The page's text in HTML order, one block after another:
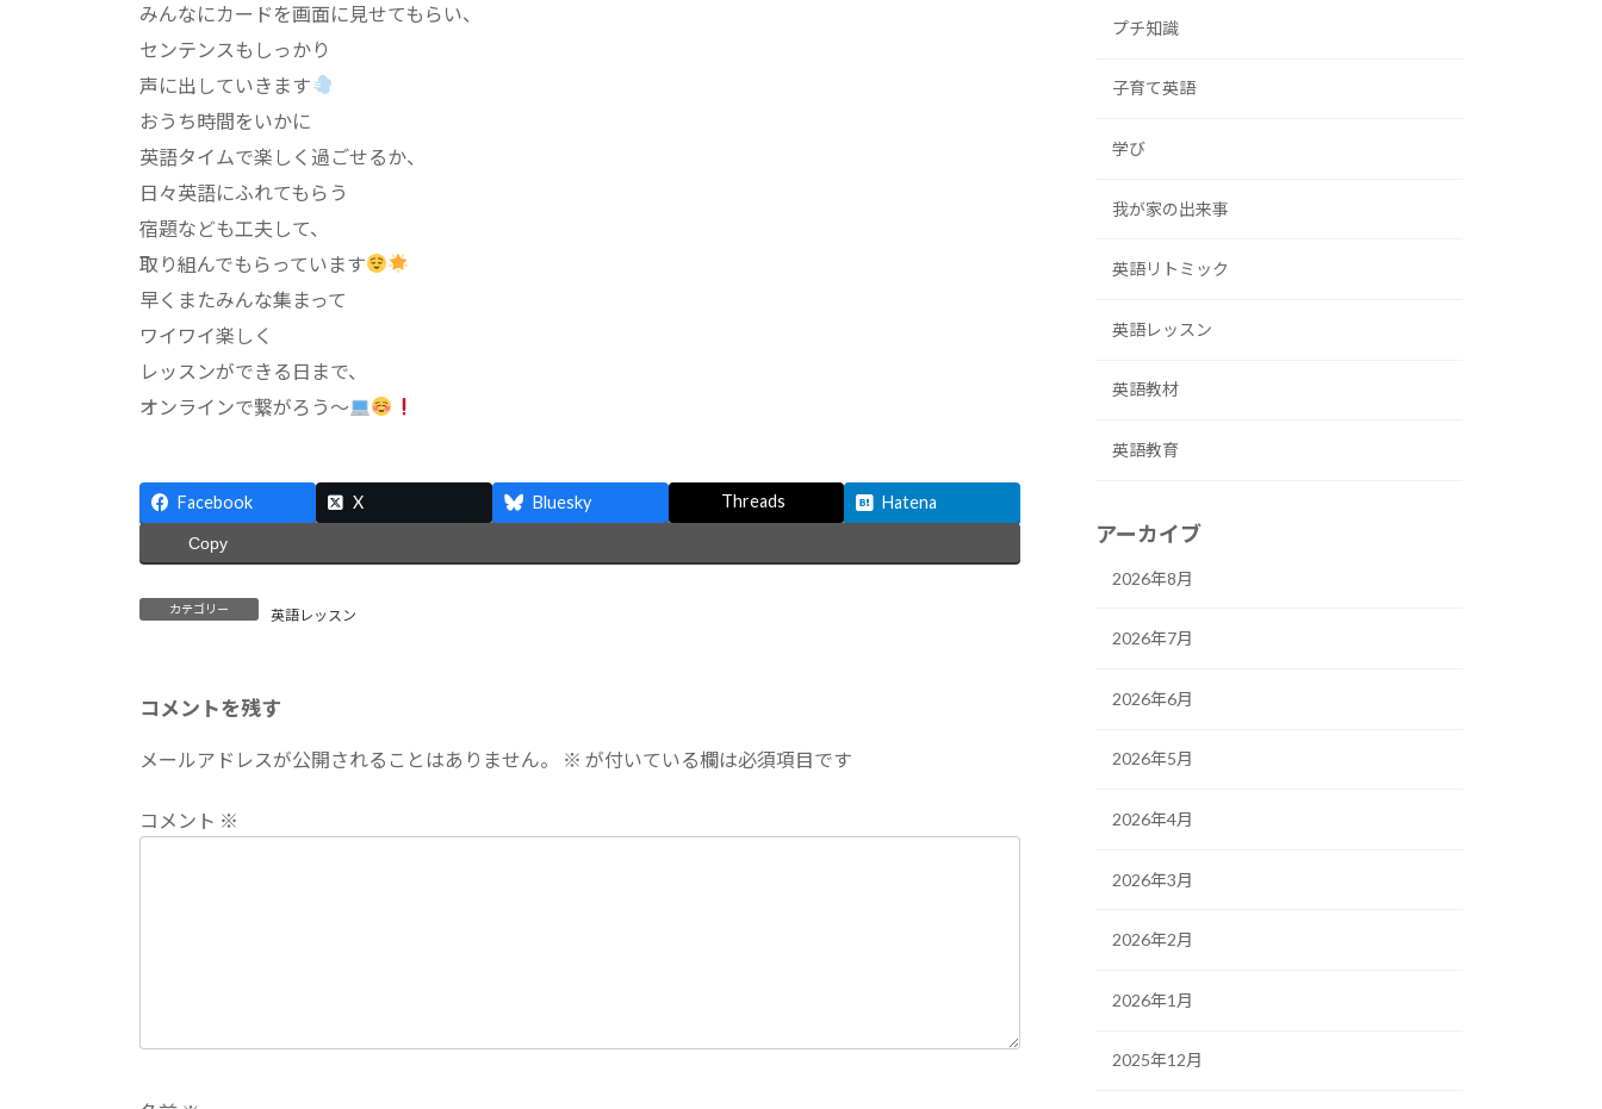
みんなにカードを画面に見せてもらい、
センテンスもしっかり
声に出していきます
おうち時間をいかに
英語タイムで楽しく過ごせるか、
日々英語にふれてもらう
宿題なども工夫して、
取り組んでもらっています
早くまたみんな集まって
ワイワイ楽しく
レッスンができる日まで、
オンラインで繋がろう～
Facebook X Bluesky Threads Hatena
Copy
カテゴリー 英語レッスン
コメントを残す
メールアドレスが公開されることはありません。 ※ が付いている欄は必須項目です
コメント ※
プチ知識
子育て英語
学び
我が家の出来事
英語リトミック
英語レッスン
英語教材
英語教育
アーカイブ
2026年8月
2026年7月
2026年6月
2026年5月
2026年4月
2026年3月
2026年2月
2026年1月
2025年12月